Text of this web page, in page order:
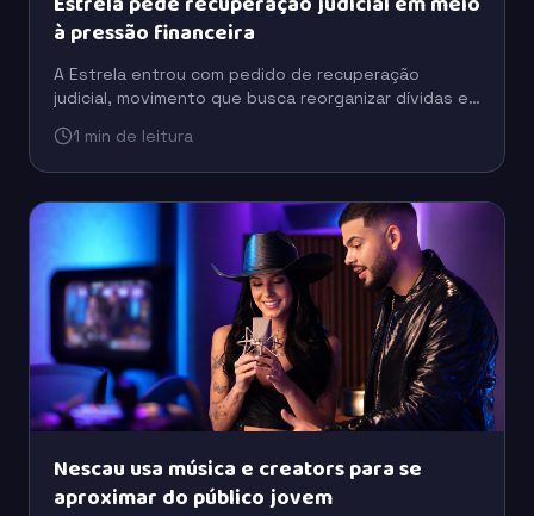
à pressão financeira
A Estrela entrou com pedido de recuperação
judicial, movimento que busca reorganizar dívidas e
financeira.
1 min de leitura
Nescau usa música e creators para se
aproximar do público jovem